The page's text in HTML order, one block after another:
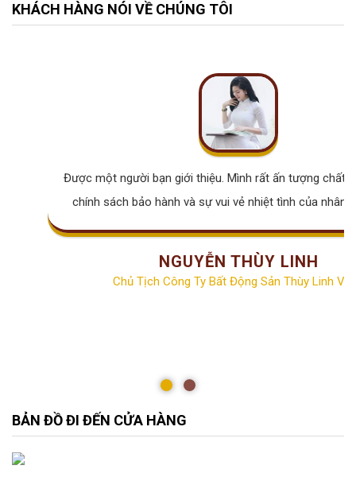
KHÁCH HÀNG NÓI VỀ CHÚNG TÔI
Được một người bạn giới thiệu. Mình rất ấn tượng chất
chính sách bảo hành và sự vui vẻ nhiệt tình của nhân
NGUYỄN THÙY LINH
Chủ Tịch Công Ty Bất Động Sản Thùy Linh
BẢN ĐỒ ĐI ĐẾN CỬA HÀNG